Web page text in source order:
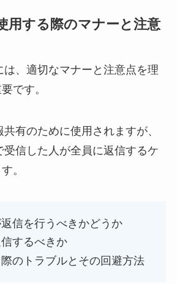
用する際のマナーと注意
は、適切なマナーと注意点を理
です。
有のために使用されますが、
信した人が全員に返信するケ
。
信を行うべきかどうか
するべきか
のトラブルとその回避方法